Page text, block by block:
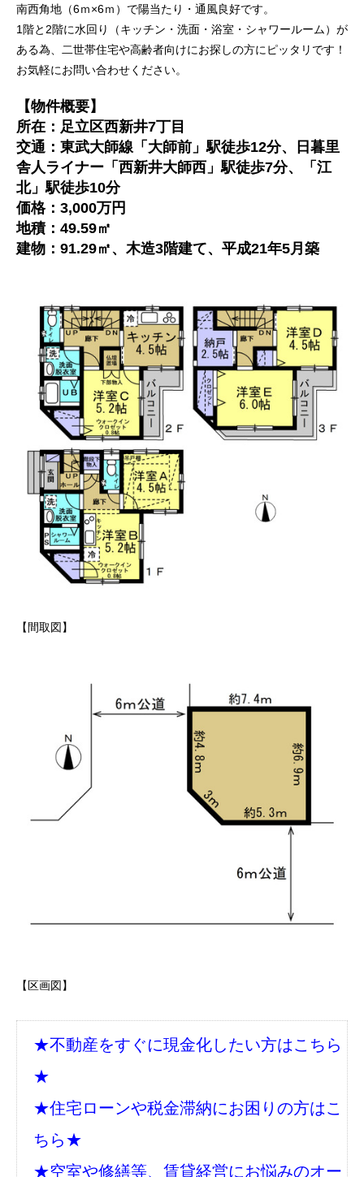
南西角地（6ｍ×6ｍ）で陽当たり・通風良好です。
1階と2階に水回り（キッチン・洗面・浴室・シャワールーム）が
ある為、二世帯住宅や高齢者向けにお探しの方にピッタリです！
お気軽にお問い合わせください。
【物件概要】
所在：足立区西新井7丁目
交通：東武大師線「大師前」駅徒歩12分、日暮里
舎人ライナー「西新井大師西」駅徒歩7分、「江
北」駅徒歩10分
価格：3,000万円
地積：49.59㎡
建物：91.29㎡、木造3階建て、平成21年5月築
【間取図】
【区画図】
★不動産をすぐに現金化したい方はこちら
★
★住宅ローンや税金滞納にお困りの方はこ
ちら★
★空室や修繕等、賃貸経営にお悩みのオー